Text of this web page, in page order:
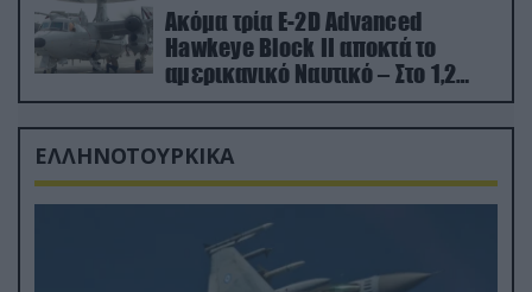
Ακόμα τρία E-2D Advanced
Hawkeye Block II αποκτά το
αμερικανικό Ναυτικό – Στο 1,2
δισ.δολάρια το κόστος
ΕΛΛΗΝΟΤΟΥΡΚΙΚΑ